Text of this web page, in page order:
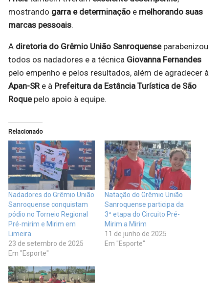
mostrando garra e determinação e melhorando suas
marcas pessoais.
A diretoria do Grêmio União Sanroquenseparabenizou
todos os nadadores e a técnica Giovanna Fernandes
pelo empenho e pelos resultados, além de agradecer à
Apan-SRe à Prefeitura da Estância Turística de São
Roquepelo apoio à equipe.
Relacionado
Nadadores do Grêmio União
Sanroquense conquistam
pódio no Torneio Regional
Pré-mirim e Mirim em
Limeira
23 de setembro de 2025
Em "Esporte"
Natação do Grêmio União
Sanroquense participa da
3ª etapa do Circuito Pré-
Mirim a Mirim
11 de junho de 2025
Em "Esporte"